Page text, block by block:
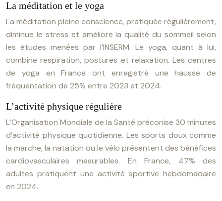
La méditation et le yoga
La méditation pleine conscience, pratiquée régulièrement,
diminue le stress et améliore la qualité du sommeil selon
les études menées par l’INSERM. Le yoga, quant à lui,
combine respiration, postures et relaxation. Les centres
de yoga en France ont enregistré une hausse de
fréquentation de 25% entre 2023 et 2024.
L’activité physique régulière
L’Organisation Mondiale de la Santé préconise 30 minutes
d’activité physique quotidienne. Les sports doux comme
la marche, la natation ou le vélo présentent des bénéfices
cardiovasculaires mesurables. En France, 47% des
adultes pratiquent une activité sportive hebdomadaire
en 2024.